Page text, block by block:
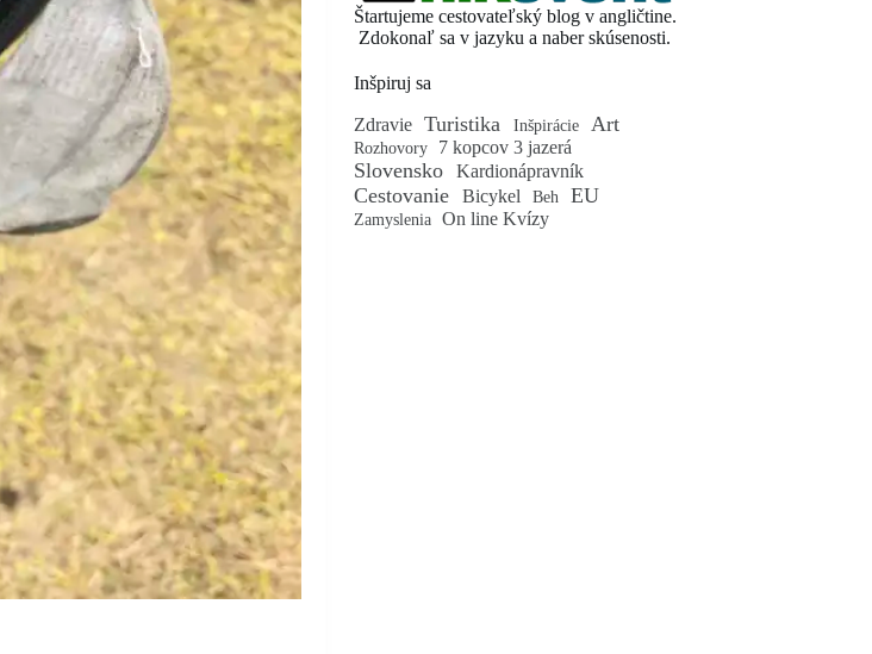
Štartujeme cestovateľský blog v angličtine.
Zdokonaľ sa v jazyku a naber skúsenosti.
Inšpiruj sa
Zdravie Turistika Inšpirácie Art
Rozhovory 7 kopcov 3 jazerá
Slovensko Kardionápravník
Cestovanie Bicykel Beh EU
Zamyslenia On line Kvízy